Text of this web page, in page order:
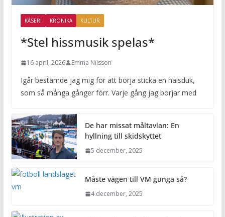
KÅSERI KRÖNIKA KULTUR
*Stel hissmusik spelas*
16 april, 2026 Emma Nilsson
Igår bestämde jag mig för att börja sticka en halsduk,
som så många gånger förr. Varje gång jag börjar med
De har missat måltavlan: En
hyllning till skidskyttet
5 december, 2025
Måste vägen till VM gunga så?
4 december, 2025